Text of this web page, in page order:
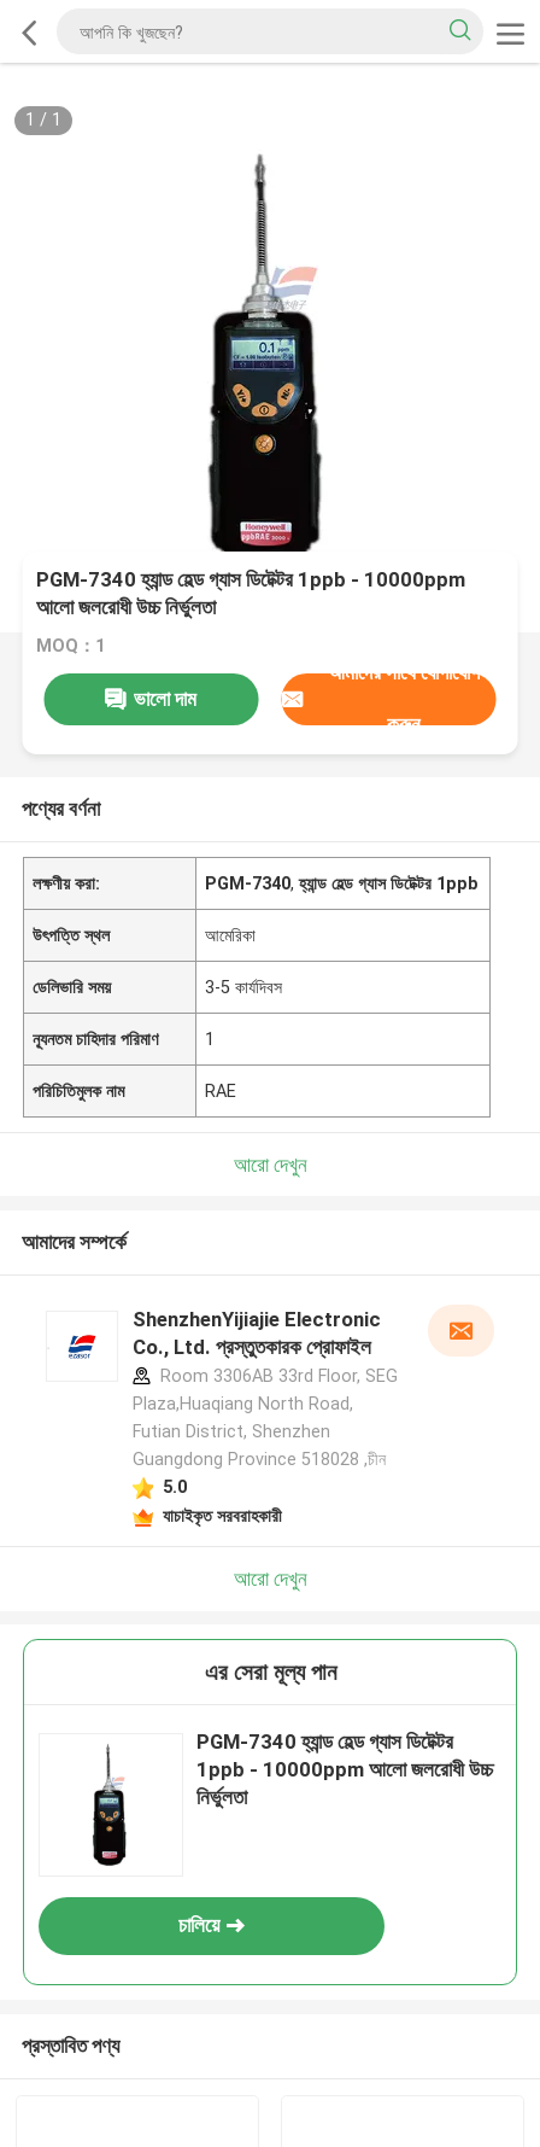
1 / 1
PGM-7340 হ্যান্ড হেল্ড গ্যাস ডিটেক্টর 1ppb - 10000ppm
আলো জলরোধী উচ্চ নির্ভুলতা
MOQ：1
ভালো দাম
আমাদের সাথে যোগাযোগ
করুন
পণ্যের বর্ণনা
লক্ষণীয় করা: PGM-7340,হ্যান্ড হেল্ড গ্যাস ডিটেক্টর 1ppb
উৎপত্তি স্থল আমেরিকা
ডেলিভারি সময় 3-5 কার্যদিবস
ন্যূনতম চাহিদার পরিমাণ 1
পরিচিতিমুলক নাম RAE
আরো দেখুন
আমাদের সম্পর্কে
ShenzhenYijiajie Electronic
Co., Ltd. প্রস্তুতকারক প্রোফাইল
Room 3306AB 33rd Floor, SEG
Plaza,Huaqiang North Road,
Futian District, Shenzhen
Guangdong Province 518028 ,চীন
5.0
যাচাইকৃত সরবরাহকারী
আরো দেখুন
এর সেরা মূল্য পান
PGM-7340 হ্যান্ড হেল্ড গ্যাস ডিটেক্টর
1ppb - 10000ppm আলো জলরোধী উচ্চ
নির্ভুলতা
চালিয়ে
প্রস্তাবিত পণ্য